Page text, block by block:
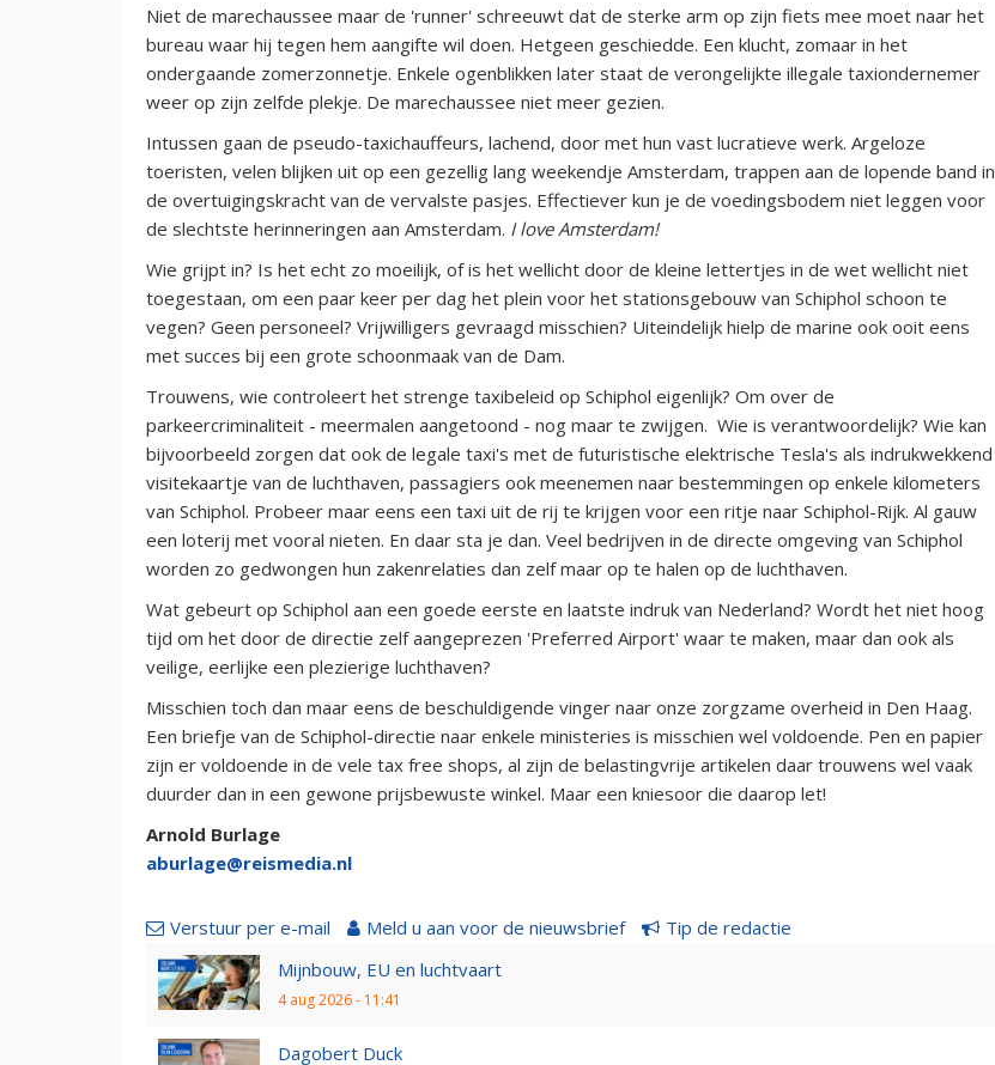
Niet de marechaussee maar de 'runner' schreeuwt dat de sterke arm op zijn fiets mee moet naar het
bureau waar hij tegen hem aangifte wil doen. Hetgeen geschiedde. Een klucht, zomaar in het
ondergaande zomerzonnetje. Enkele ogenblikken later staat de verongelijkte illegale taxiondernemer
weer op zijn zelfde plekje. De marechaussee niet meer gezien.
Intussen gaan de pseudo-taxichauffeurs, lachend, door met hun vast lucratieve werk. Argeloze
toeristen, velen blijken uit op een gezellig lang weekendje Amsterdam, trappen aan de lopende band in
de overtuigingskracht van de vervalste pasjes. Effectiever kun je de voedingsbodem niet leggen voor
de slechtste herinneringen aan Amsterdam. I love Amsterdam!
Wie grijpt in? Is het echt zo moeilijk, of is het wellicht door de kleine lettertjes in de wet wellicht niet
toegestaan, om een paar keer per dag het plein voor het stationsgebouw van Schiphol schoon te
vegen? Geen personeel? Vrijwilligers gevraagd misschien? Uiteindelijk hielp de marine ook ooit eens
met succes bij een grote schoonmaak van de Dam.
Trouwens, wie controleert het strenge taxibeleid op Schiphol eigenlijk? Om over de
parkeercriminaliteit - meermalen aangetoond - nog maar te zwijgen. Wie is verantwoordelijk? Wie kan
bijvoorbeeld zorgen dat ook de legale taxi's met de futuristische elektrische Tesla's als indrukwekkend
visitekaartje van de luchthaven, passagiers ook meenemen naar bestemmingen op enkele kilometers
van Schiphol. Probeer maar eens een taxi uit de rij te krijgen voor een ritje naar Schiphol-Rijk. Al gauw
een loterij met vooral nieten. En daar sta je dan. Veel bedrijven in de directe omgeving van Schiphol
worden zo gedwongen hun zakenrelaties dan zelf maar op te halen op de luchthaven.
Wat gebeurt op Schiphol aan een goede eerste en laatste indruk van Nederland? Wordt het niet hoog
tijd om het door de directie zelf aangeprezen 'Preferred Airport' waar te maken, maar dan ook als
veilige, eerlijke een plezierige luchthaven?
Misschien toch dan maar eens de beschuldigende vinger naar onze zorgzame overheid in Den Haag.
Een briefje van de Schiphol-directie naar enkele ministeries is misschien wel voldoende. Pen en papier
zijn er voldoende in de vele tax free shops, al zijn de belastingvrije artikelen daar trouwens wel vaak
duurder dan in een gewone prijsbewuste winkel. Maar een kniesoor die daarop let!
Arnold Burlage
aburlage@reismedia.nl
Verstuur per e-mail Meld u aan voor de nieuwsbrief
Tip de redactie
Mijnbouw, EU en luchtvaart
4 aug 2026 - 11:41
Dagobert Duck